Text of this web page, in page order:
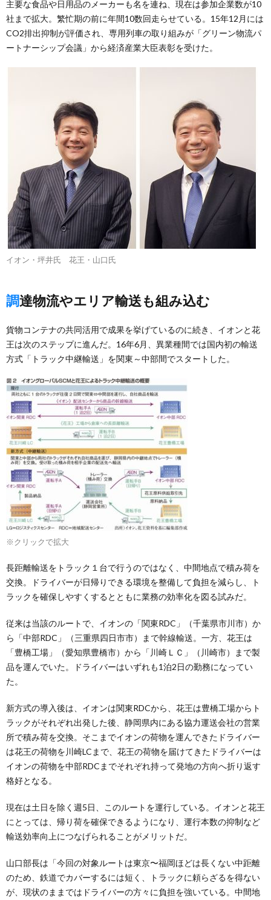
主要な食品や日用品のメーカーも名を連ね、現在は参加企業数が10
社まで拡大。繁忙期の前に年間10数回走らせている。15年12月には
CO2排出抑制が評価され、専用列車の取り組みが「グリーン物流パ
ートナーシップ会議」から経済産業大臣表彰を受けた。
イオン・坪井氏 花王・山口氏
調達物流やエリア輸送も組み込む
貨物コンテナの共同活用で成果を挙げているのに続き、イオンと花
王は次のステップに進んだ。16年6月、異業種間では国内初の輸送
方式「トラック中継輸送」を関東～中部間でスタートした。
※クリックで拡大
長距離輸送をトラック１台で行うのではなく、中間地点で積み荷を
交換。ドライバーが日帰りできる環境を整備して負担を減らし、ト
ラックを確保しやすくするとともに業務の効率化を図る試みだ。
従来は当該のルートで、イオンの「関東RDC」（千葉県市川市）か
ら「中部RDC」（三重県四日市市）まで幹線輸送。一方、花王は
「豊橋工場」（愛知県豊橋市）から「川崎ＬＣ」（川崎市）まで製
品を運んでいた。ドライバーはいずれも1泊2日の勤務になってい
た。
新方式の導入後は、イオンは関東RDCから、花王は豊橋工場からト
ラックがそれぞれ出発した後、静岡県内にある協力運送会社の営業
所で積み荷を交換。そこまでイオンの荷物を運んできたドライバー
は花王の荷物を川崎LCまで、花王の荷物を届けてきたドライバーは
イオンの荷物を中部RDCまでそれぞれ持って発地の方向へ折り返す
格好となる。
現在は土日を除く週5日、このルートを運行している。イオンと花王
にとっては、帰り荷を確保できるようになり、運行本数の抑制など
輸送効率向上につなげられることがメリットだ。
山口部長は「今回の対象ルートは東京〜福岡ほどは長くない中距離
のため、鉄道でカバーするには短く、トラックに頼らざるを得ない
が、現状のままではドライバーの方々に負担を強いている。中間地